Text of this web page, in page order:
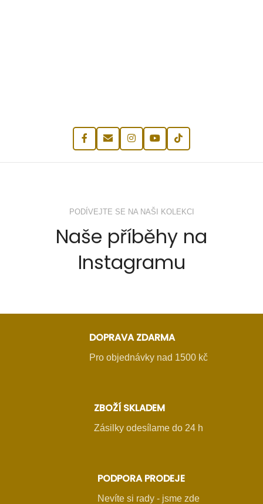
PODÍVEJTE SE NA NAŠI KOLEKCI
Naše příběhy na
Instagramu
DOPRAVA ZDARMA
Pro objednávky nad 1500 kč
ZBOŽÍ SKLADEM
Zásilky odesílame do 24 h
PODPORA PRODEJE
Nevíte si rady - jsme zde